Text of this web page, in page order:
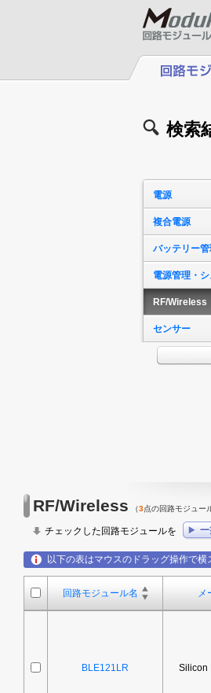
検索
電源
複合電源
バッテリー管
電源管理・
RF/Wireless
センサー
インターフ
モータード
LED
RF/Wireless （3点の回路モジュー
チェックした回路モジュールを
以下の表はマウスのドラッグ操作で横
回路モジュール名 メ
BLE121LR Silicon